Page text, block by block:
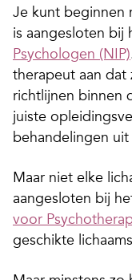
Je kunt beginnen
is aangesloten bij
Psychologen (NIP)
therapeut aan dat
richtlijnen binnen
juiste
behandelingen
Maar niet elke
aangesloten bij
voor
geschikte